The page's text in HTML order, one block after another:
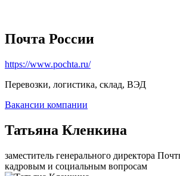
Почта России
https://www.pochta.ru/
Перевозки, логистика, склад, ВЭД
Вакансии компании
Татьяна Кленкина
заместитель генерального директора
кадровым и социальным вопросам